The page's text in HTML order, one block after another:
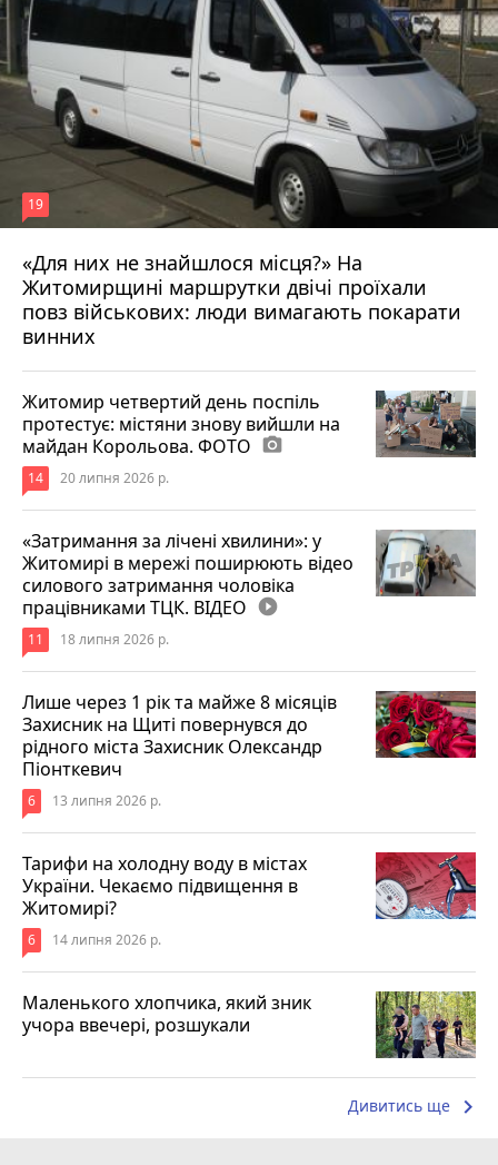
«Для них не знайшлося місця?» На
Житомирщині маршрутки двічі проїхали
повз військових: люди вимагають покарати
винних
19
17 липня 2026 р.
Житомир четвертий день поспіль
протестує: містяни знову вийшли на
майдан Корольова. ФОТО photo_camera
14 20 липня 2026 р.
«Затримання за лічені хвилини»: у
Житомирі в мережі поширюють відео
силового затримання чоловіка
працівниками ТЦК. ВІДЕО play_circle_filled
11 18 липня 2026 р.
Лише через 1 рік та майже 8 місяців
Захисник на Щиті повернувся до
рідного міста Захисник Олександр
Піонткевич
6 13 липня 2026 р.
Тарифи на холодну воду в містах
України. Чекаємо підвищення в
Житомирі?
6 14 липня 2026 р.
Маленького хлопчика, який зник
учора ввечері, розшукали
Дивитись ще keyboard_arrow_right